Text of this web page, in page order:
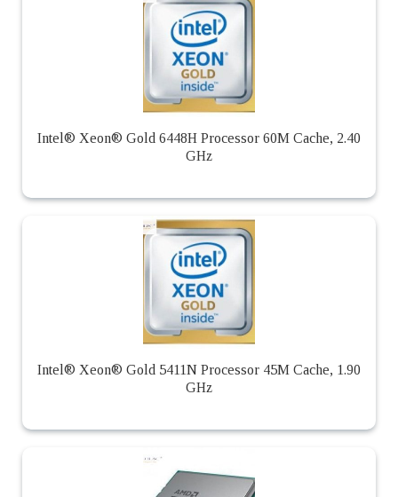
Intel® Xeon® Gold 6448H Processor 60M Cache, 2.40
GHz
Intel® Xeon® Gold 5411N Processor 45M Cache, 1.90
GHz